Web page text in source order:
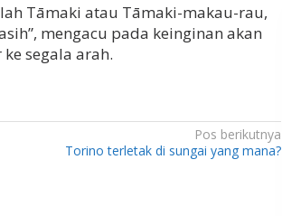
Tāmaki atau Tāmaki-makau-rau,
mengacu pada keinginan akan
segala arah.
Pos berikutnya
Torino terletak di sungai yang mana?